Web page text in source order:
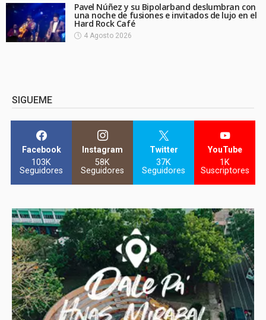
Pavel Núñez y su Bipolarband deslumbran con
una noche de fusiones e invitados de lujo en el
Hard Rock Café
4 Agosto 2026
SIGUEME
Facebook
103K
Seguidores
Instagram
58K
Seguidores
Twitter
37K
Seguidores
YouTube
1K
Suscriptores